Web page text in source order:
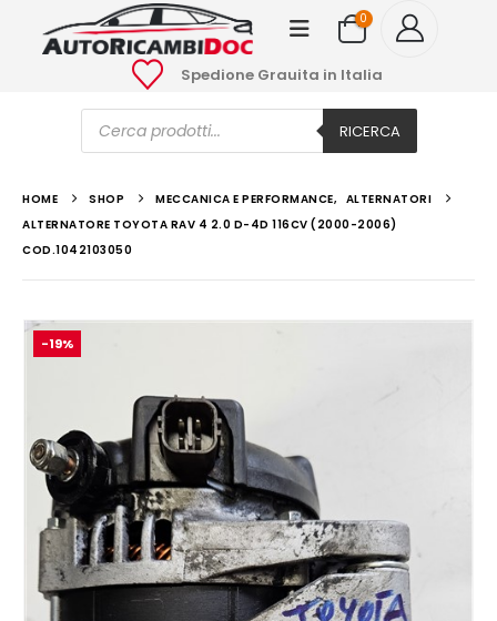
0
Spedione Grauita in Italia
Ricerca
prodotti RICERCA
HOME SHOP MECCANICA E PERFORMANCE, ALTERNATORI
ALTERNATORE TOYOTA RAV 4 2.0 D-4D 116CV (2000-2006)
COD.1042103050
-19%